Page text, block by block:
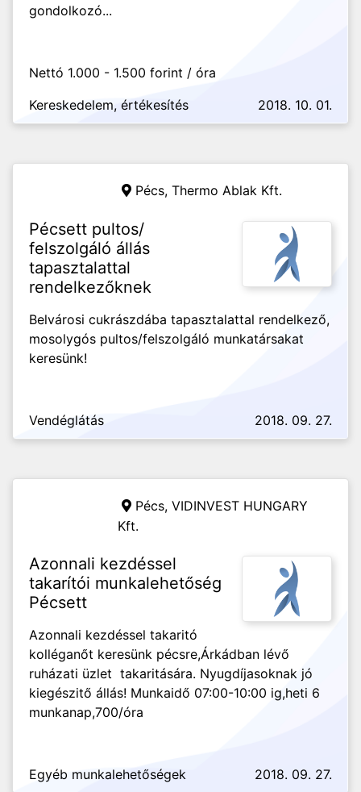
gondolkozó...
Nettó 1.000 - 1.500 forint / óra
Kereskedelem, értékesítés
2018. 10. 01.
Pécs, Thermo Ablak Kft.
Pécsett pultos/
felszolgáló állás
tapasztalattal
rendelkezőknek
Belvárosi cukrászdába tapasztalattal rendelkező,
mosolygós pultos/felszolgáló munkatársakat
keresünk!
Vendéglátás 2018. 09. 27.
Pécs, VIDINVEST HUNGARY
Kft.
Azonnali kezdéssel
takarítói munkalehetőség
Pécsett
Azonnali kezdéssel takaritó
kolléganőt keresünk pécsre,Árkádban lévő
ruházati üzlet takaritására. Nyugdíjasoknak jó
kiegészitő állás! Munkaidő 07:00-10:00 ig,heti 6
munkanap,700/óra
Egyéb munkalehetőségek 2018. 09. 27.